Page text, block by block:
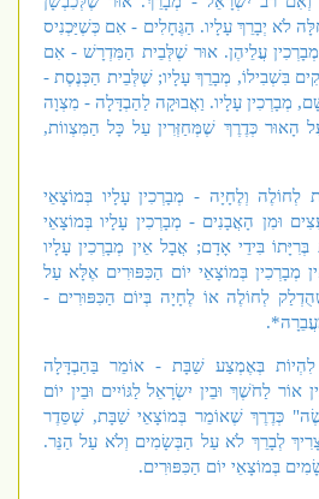
לֹא יְבָרֵךְ עָלָיו. הַגֶּחָלִים - אִם כְּשֶׁיַּכְנִיס
עֲלֵיהֶן. אוּר שֶׁלְּבֵית הַמִּדְרָשׁ - אִם
מְבָרֵךְ עָלָיו; שֶׁלְּבֵית הַכְּנֶסֶת -
עָלָיו. וַאֲבוּקָה לַהַבְדָּלָה - מִצְוָה
הָאוּר כְּדֶרֶךְ שֶׁמְּחַזְּרִין עַל כָּל הַמִּצְווֹת,
וְלֶחָיָה - מְבָרְכִין עָלָיו בְּמוֹצָאֵי
הָאֲבָנִים - מְבָרְכִין עָלָיו בְּמוֹצָאֵי
בִּידֵי אָדָם; אֲבָל אֵין מְבָרְכִין עָלָיו
בְּמוֹצָאֵי יוֹם הַכִּפּוּרִים אֶלָּא עַל
לְחוֹלֶה אוֹ לֶחָיָה בְּיוֹם הַכִּפּוּרִים -
בְּאֶמְצַע שַׁבָּת - אוֹמֵר בַּהַבְדָּלָה
לַחֹשֶׁךְ וּבֵין יִשְׂרָאֵל לַגּוֹיִים וּבֵין יוֹם
כְּדֶרֶךְ שֶׁאוֹמֵר בְּמוֹצָאֵי שַׁבָּת, שֶׁסֵּדֶר
לְבָרֵךְ לֹא עַל הַבְּשָׂמִים וְלֹא עַל הַנֵּר.
בְּמוֹצָאֵי יוֹם הַכִּפּוּרִים.